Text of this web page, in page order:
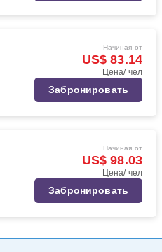
Начиная от
US$ 83.14
Цена/ чел
Забронировать
Начиная от
US$ 98.03
Цена/ чел
Забронировать